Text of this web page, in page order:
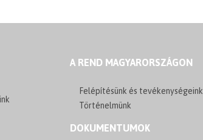
A REND MAGYARORSZÁGON
Felépítésünk és tevékenységeink
Történelmünk
DOKUMENTUMOK